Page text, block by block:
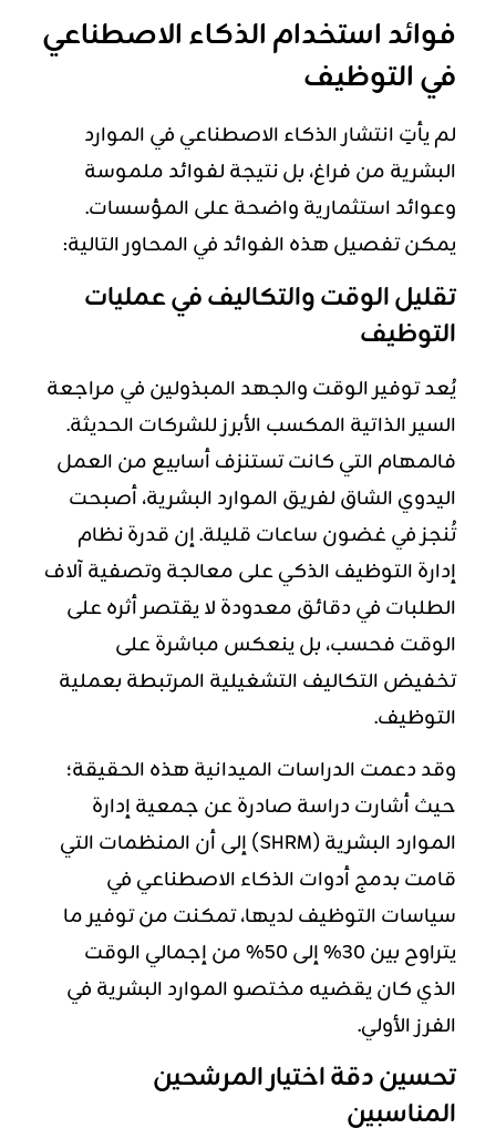
فوائد استخدام الذكاء الاصطناعي
في التوظيف
لم يأتِ انتشار الذكاء الاصطناعي في الموارد
البشرية من فراغ، بل نتيجة لفوائد ملموسة
وعوائد استثمارية واضحة على المؤسسات.
يمكن تفصيل هذه الفوائد في المحاور التالية:
تقليل الوقت والتكاليف في عمليات
التوظيف
يُعد توفير الوقت والجهد المبذولين في مراجعة
السير الذاتية المكسب الأبرز للشركات الحديثة.
فالمهام التي كانت تستنزف أسابيع من العمل
اليدوي الشاق لفريق الموارد البشرية، أصبحت
تُنجز في غضون ساعات قليلة. إن قدرة نظام
إدارة التوظيف الذكي على معالجة وتصفية آلاف
الطلبات في دقائق معدودة لا يقتصر أثره على
الوقت فحسب، بل ينعكس مباشرة على
تخفيض التكاليف التشغيلية المرتبطة بعملية
التوظيف.
وقد دعمت الدراسات الميدانية هذه الحقيقة؛
حيث أشارت دراسة صادرة عن جمعية إدارة
الموارد البشرية (SHRM) إلى أن المنظمات التي
قامت بدمج أدوات الذكاء الاصطناعي في
سياسات التوظيف لديها، تمكنت من توفير ما
يتراوح بين 30% إلى 50% من إجمالي الوقت
الذي كان يقضيه مختصو الموارد البشرية في
الفرز الأولي.
تحسين دقة اختيار المرشحين
المناسبين